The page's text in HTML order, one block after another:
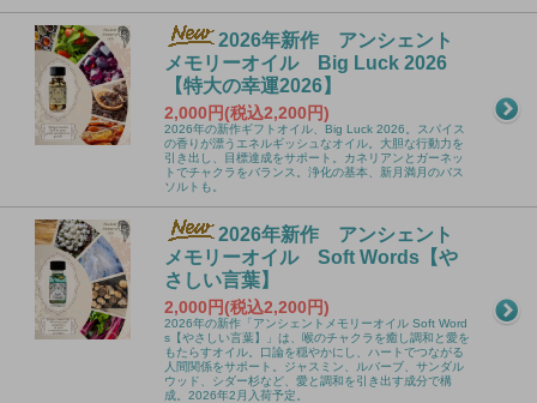
2026年新作 アンシェント
メモリーオイル Big Luck 2026
【特大の幸運2026】
2,000円(税込2,200円)
2026年の新作ギフトオイル、Big Luck 2026。スパイス
の香りが漂うエネルギッシュなオイル。大胆な行動力を
引き出し、目標達成をサポート。カネリアンとガーネッ
トでチャクラをバランス。浄化の基本、新月満月のバス
ソルトも。
2026年新作 アンシェント
メモリーオイル Soft Words【や
さしい言葉】
2,000円(税込2,200円)
2026年の新作「アンシェントメモリーオイル Soft Word
s【やさしい言葉】」は、喉のチャクラを癒し調和と愛を
もたらすオイル。口論を穏やかにし、ハートでつながる
人間関係をサポート。ジャスミン、ルバーブ、サンダル
ウッド、シダー杉など、愛と調和を引き出す成分で構
成。2026年2月入荷予定。